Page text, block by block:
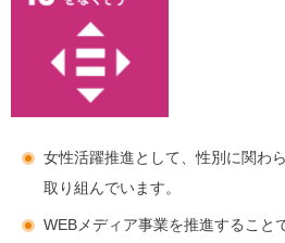
女性活躍推進として、性別に関わ
取り組んでいます。
WEBメディア事業を推進すること